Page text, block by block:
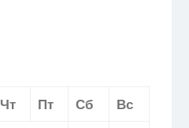
Чт Пт Сб Вс